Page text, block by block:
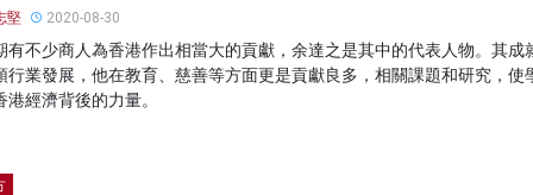
堅 2020-08-30
有不少商人為香港作出相當大的貢獻，余達之是其中的代表人物。其成
行業發展，他在教育、慈善等方面更是貢獻良多，相關課題和研究，使
港經濟背後的力量。